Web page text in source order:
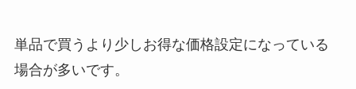
単品で買うより少しお得な価格設定になっている
場合が多いです。